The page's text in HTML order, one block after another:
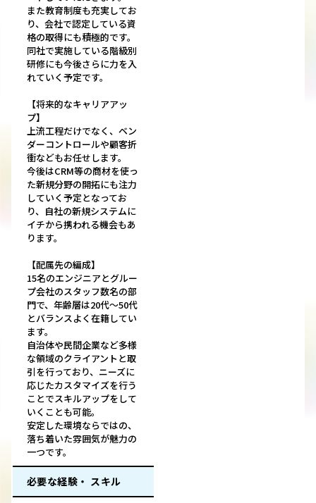
また教育制度も充実してお
り、会社で認定している資
格の取得にも積極的です。
同社で実施している階級別
研修にも今後さらに力を入
れていく予定です。
【将来的なキャリアアッ
プ】
上流工程だけでなく、ベン
ダーコントロールや顧客折
衝などもお任せします。
今後はCRM等の商材を使っ
た新規分野の開拓にも注力
していく予定となってお
り、自社の新規システムに
イチから携われる機会もあ
ります。
【配属先の編成】
15名のエンジニアとグルー
プ会社のスタッフ数名の部
門で、年齢層は20代～50代
とバランスよく在籍してい
ます。
自治体や民間企業など多様
な領域のクライアントと取
引を行っており、ニーズに
応じたカスタマイズを行う
ことでスキルアップをして
いくことも可能。
安定した環境ならではの、
落ち着いた雰囲気が魅力の
一つです。
必要な経験・ スキル